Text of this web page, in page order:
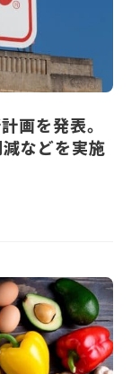
画を発表。
などを実施